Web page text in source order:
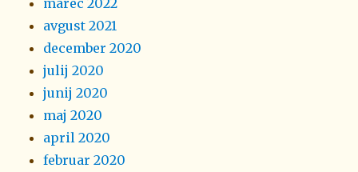
marec 2022
avgust 2021
december 2020
julij 2020
junij 2020
maj 2020
april 2020
februar 2020